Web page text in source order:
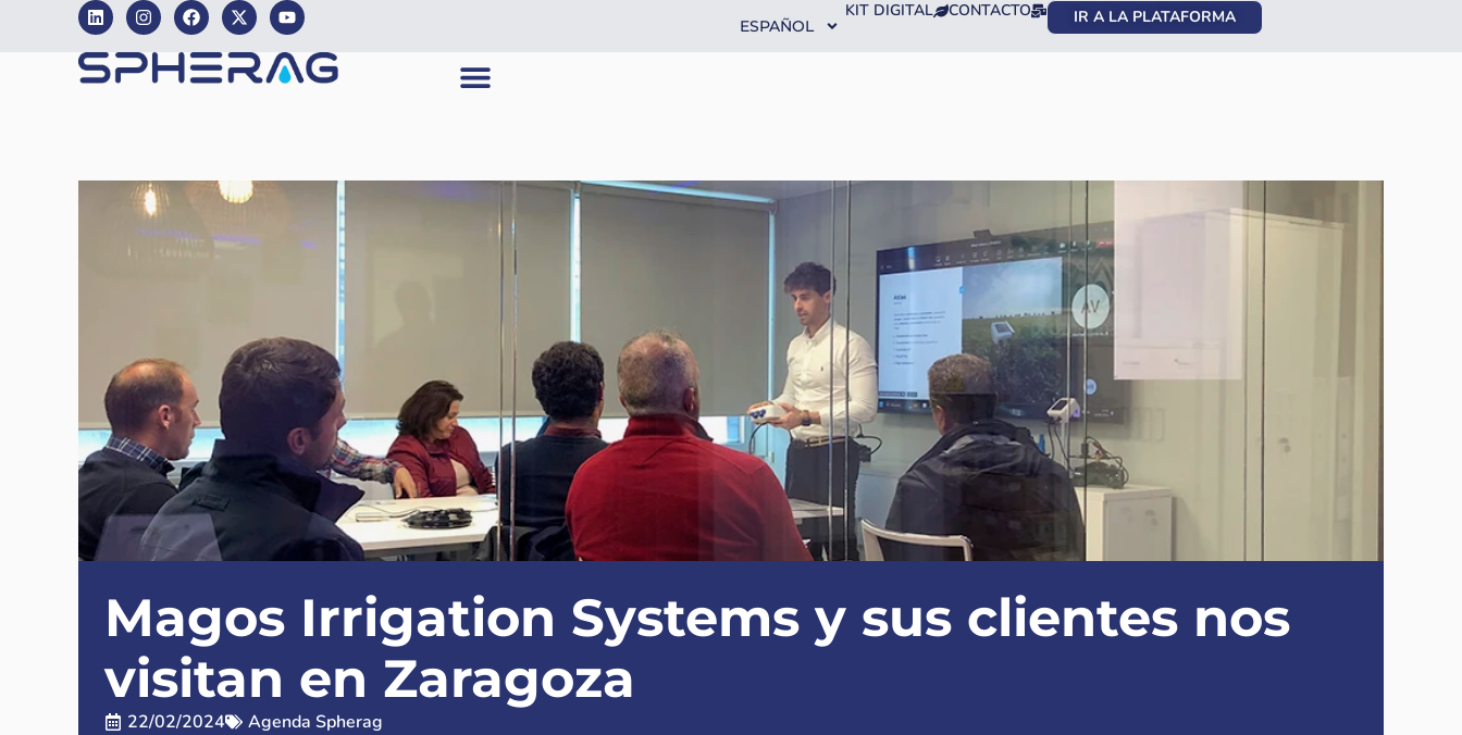
ESPAÑOL
KIT DIGITAL CONTACTO IR A LA PLATAFORMA
Magos Irrigation Systems y sus clientes nos
visitan en Zaragoza
22/02/2024 Agenda Spherag